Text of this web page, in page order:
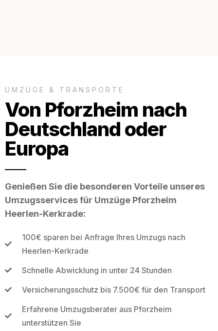
UMZÜGE & TRANSPORTE
Von Pforzheim nach
Deutschland oder
Europa
Genießen Sie die besonderen Vorteile unseres
Umzugsservices für Umzüge Pforzheim
Heerlen-Kerkrade:
100€ sparen bei Anfrage Ihres Umzugs nach
Heerlen-Kerkrade
Schnelle Abwicklung in unter 24 Stunden
Versicherungsschutz bis 7.500€ für den Transport
Erfahrene Umzugsberater aus Pforzheim
unterstützen Sie